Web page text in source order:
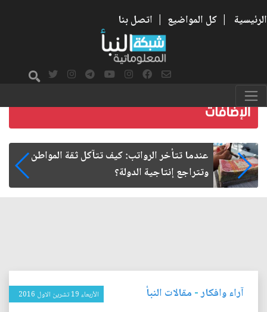
الرئيسية | كل المواضيع | اتصل بنا
صمت الطريق بعد الأربعين
آراء وافكار- مقالات النبأ الأربعاء 19 تشرين الاول 2016